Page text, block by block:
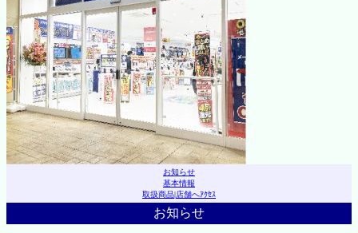
お知らせ
基本情報
取扱商品|店舗へｱｸｾｽ
お知らせ